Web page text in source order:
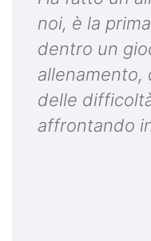
noi, è la
dentro un
allenamento,
delle
affrontando